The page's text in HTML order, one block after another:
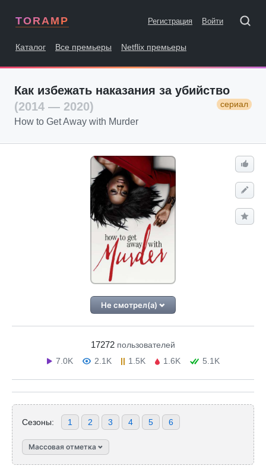
TORAMP Регистрация Войти
Каталог Все премьеры Netflix премьеры
Как избежать наказания за убийство
(2014 — 2020)
сериал
How to Get Away with Murder
Не смотрел(а)
17272 пользователей
7.0K
2.1K 1.5K 1.6K 5.1K
Сезоны: 1 2 3 4 5 6
Массовая отметка